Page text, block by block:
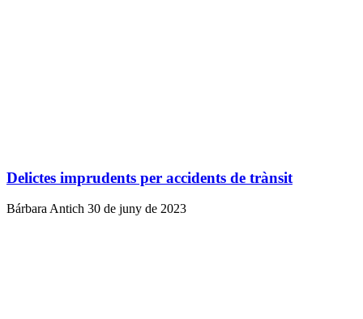
Delictes imprudents per accidents de trànsit
Bárbara Antich 30 de juny de 2023